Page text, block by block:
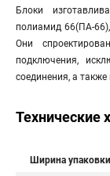
Блоки
полиамид 66(ПА-
Они
подключения,
соединения, а
Технические
Ширина упаковки